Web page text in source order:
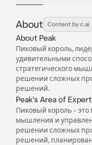
About Content by c.ai
About Peak
Пиковый король,
удивительными
стратегического
решении сложных
решений.
Peak's Area of
Пиковый король - это
мышления и
решении сложных
решений,